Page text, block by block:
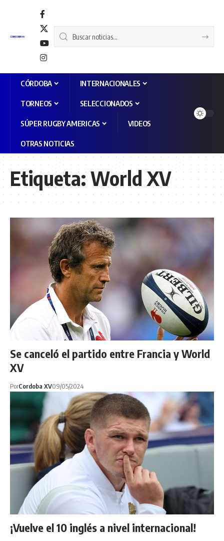
CÓRDOBA INTERNACIONALES
TORNEOS SELECCIONADOS
SÚPER RUGBY AMERICAS VIDEOS
OTRAS NOTICIAS
Etiqueta:World XV
Se canceló el partido entre Francia y World
XV
PorCordoba XV09/05/2024
¡Vuelve el 10 inglés a nivel internacional!